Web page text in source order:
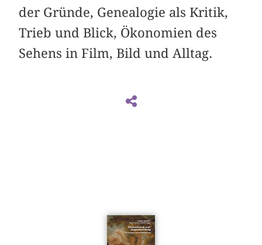
der Gründe, Genealogie als Kritik,
Trieb und Blick, Ökonomien des
Sehens in Film, Bild und Alltag.